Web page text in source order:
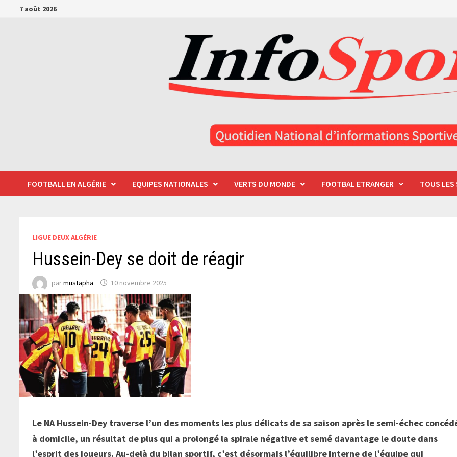
Passer7 août 2026
FOOTBALL EN ALGÉRIE EQUIPES NATIONALES VERTS DU MONDE FOOTBAL ETRANGER TOUS LES
LIGUE DEUX ALGÉRIE
Hussein-Dey se doit de réagir
parmustapha 10 novembre 2025
Le NA Hussein-Dey traverse l’un des moments les plus délicats de sa saison après le semi-échec
à domicile, un résultat de plus qui a prolongé la spirale négative et semé davantage le doute dans
l’esprit des joueurs. Au-delà du bilan sportif, c’est désormais l’équilibre interne de l’équipe qui